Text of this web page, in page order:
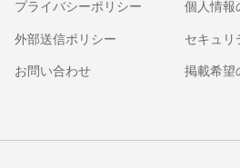
プライバシーポリシー 個人情報
外部送信ポリシー セキュリ
お問い合わせ 掲載希望